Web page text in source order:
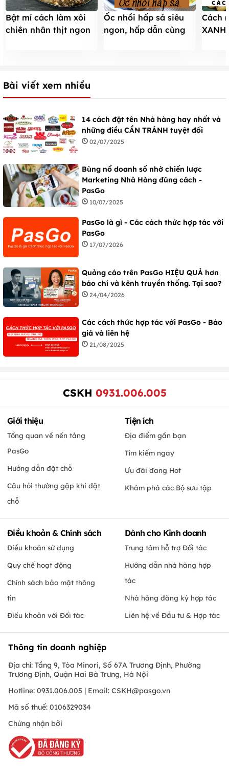
Bật mí cách làm xôi
chiên nhân thịt ngon
Ốc nhồi hấp sả siêu
ngon, hấp dẫn cùng
Cách
Bài viết xem nhiều
14 cách đặt tên Nhà hàng hay nhất và
những điều CẦN TRÁNH tuyệt đối
02/07/2025
Bùng nổ doanh số nhờ chiến lược
Marketing Nhà Hàng đúng cách -
PasGo
10/07/2025
PasGo là gì - Các cách thức hợp tác với
PasGo
17/07/2026
Quảng cáo trên PasGo HIỆU QUẢ hơn
báo chí và kênh truyền thống. Tại sao?
24/04/2026
Các cách thức hợp tác với PasGo - Báo
giá và liên hệ
21/08/2025
CSKH 0931.006.005
Giới thiệu
Tổng quan về nền tảng
PasGo
Hướng dẫn đặt chỗ
Câu hỏi thường gặp khi đặt
chỗ
Tiện ích
Địa điểm gần bạn
Tìm kiếm ngay
Ưu đãi đang Hot
Khám phá các Bộ sưu tập
Điều khoản & Chính sách
Điều khoản sử dụng
Quy chế hoạt động
Chính sách bảo mật thông
tin
Điều khoản với Đối tác
Dành cho Kinh doanh
Trung tâm hỗ trợ Đối tác
Hướng dẫn nhà hàng hợp
tác
Nhà hàng đăng ký hợp tác
Liên hệ về Đầu tư & Hợp tác
Thông tin doanh nghiệp
Địa chỉ: Tầng 9, Tòa Minori, Số 67A Trương Định, Phường
Trương Định, Quận Hai Bà Trưng, Hà Nội
Hotline: 0931.006.005 | Email: CSKH@pasgo.vn
Mã số thuế: 0106329034
Chứng nhận bởi